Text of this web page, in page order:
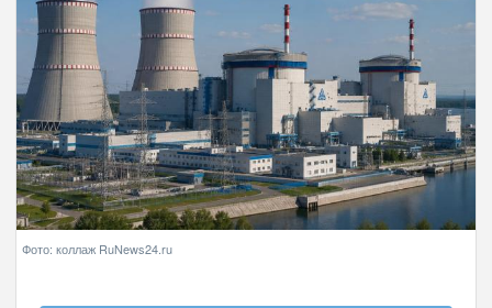
Фото: коллаж RuNews24.ru